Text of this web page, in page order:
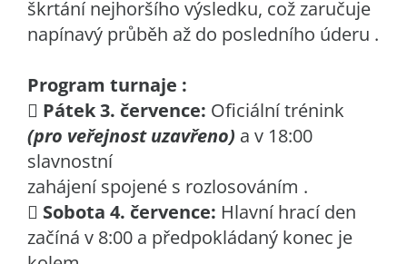
škrtání nejhoršího výsledku, což zaručuje
napínavý průběh až do posledního úderu .
Program turnaje :
 Pátek 3. července: Oficiální trénink
(pro veřejnost uzavřeno) a v 18:00
slavnostní
zahájení spojené s rozlosováním .
 Sobota 4. července: Hlavní hrací den
začíná v 8:00 a předpokládaný konec je